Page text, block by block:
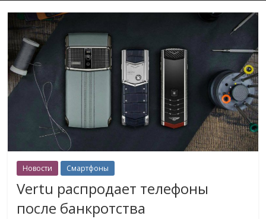
Новости Смартфоны
Vertu распродает телефоны
после банкротства